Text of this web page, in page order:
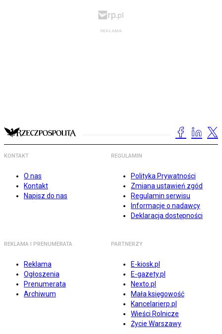
KONTAKT
O nas
Kontakt
Napisz do nas
REGULAMIN
Polityka Prywatności
Zmiana ustawień zgód
Regulamin serwisu
Informacje o nadawcy
Deklaracja dostępności
REKLAMA I PRENUMERATA
Reklama
Ogłoszenia
Prenumerata
Archiwum
PARTNERZY
E-kiosk.pl
E-gazety.pl
Nexto.pl
Mała księgowość
Kancelarierp.pl
Wieści Rolnicze
Życie Warszawy